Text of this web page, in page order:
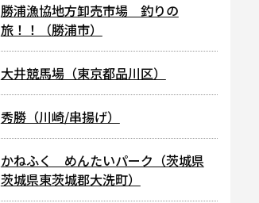
勝浦漁協地方卸売市場 釣りの
旅！！（勝浦市）
大井競馬場（東京都品川区）
秀勝（川崎/串揚げ）
かねふく めんたいパーク（茨城県
茨城県東茨城郡大洗町）